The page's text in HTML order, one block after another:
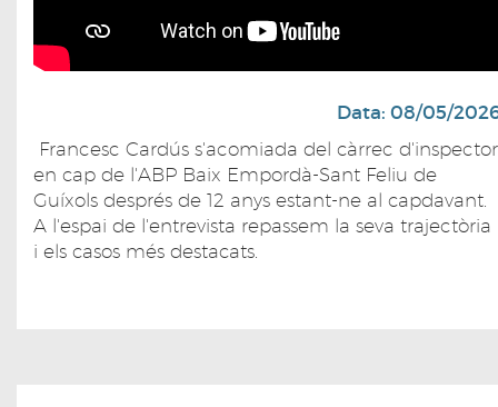
Data: 08/05/
Francesc Cardús s'acomiada del càrrec d'inspector
en cap de l'ABP Baix Empordà-Sant Feliu de
Guíxols després de 12 anys estant-ne al capdavant.
A l'espai de l'entrevista repassem la seva trajectòria
i els casos més destacats.